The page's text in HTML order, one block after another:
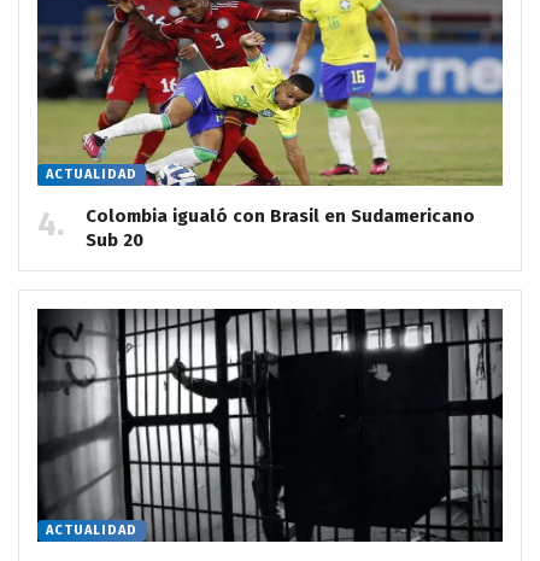
ACTUALIDAD
Colombia igualó con Brasil en Sudamericano
Sub 20
ACTUALIDAD